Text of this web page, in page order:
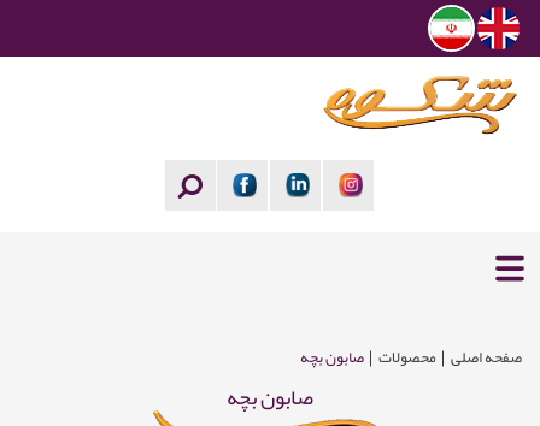
صفحه اصلی محصولات صابون بچه
صابون بچه